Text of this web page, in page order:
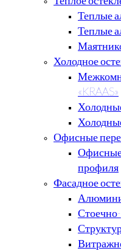
Теплые
Теплые
Холодное
«KRAAS»
Офисные
Офисные
профиля
Фасадное